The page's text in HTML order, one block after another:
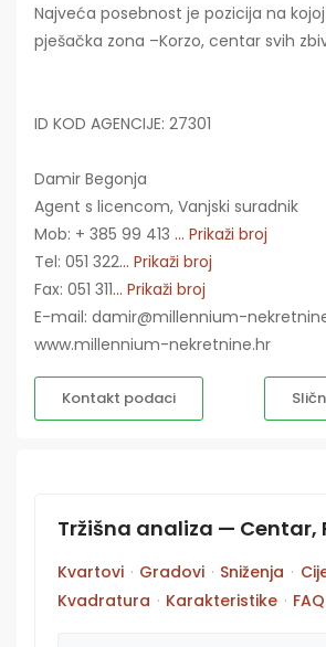
Najveća posebnost je pozicija na
pješačka zona –Korzo, centar svih
ID KOD AGENCIJE: 27301
Damir Begonja
Agent s licencom, Vanjski suradnik
Mob: + 385 99 413 ... Prikaži broj
Tel: 051 322... Prikaži broj
Fax: 051 311... Prikaži broj
E-mail: damir@millennium-
www.millennium-nekretnine.hr
Kontakt podaci
Tržišna analiza — Centar,
Kvartovi · Gradovi · Sniženja ·
Kvadratura · Karakteristike · FAQ